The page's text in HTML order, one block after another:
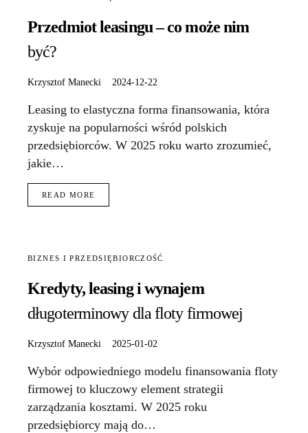
Przedmiot leasingu – co może nim
być?
Krzysztof Manecki 2024-12-22
Leasing to elastyczna forma finansowania, która
zyskuje na popularności wśród polskich
przedsiębiorców. W 2025 roku warto zrozumieć,
jakie…
READ MORE
BIZNES I PRZEDSIĘBIORCZOŚĆ
Kredyty, leasing i wynajem
długoterminowy dla floty firmowej
Krzysztof Manecki 2025-01-02
Wybór odpowiedniego modelu finansowania floty
firmowej to kluczowy element strategii
zarządzania kosztami. W 2025 roku
przedsiębiorcy mają do…